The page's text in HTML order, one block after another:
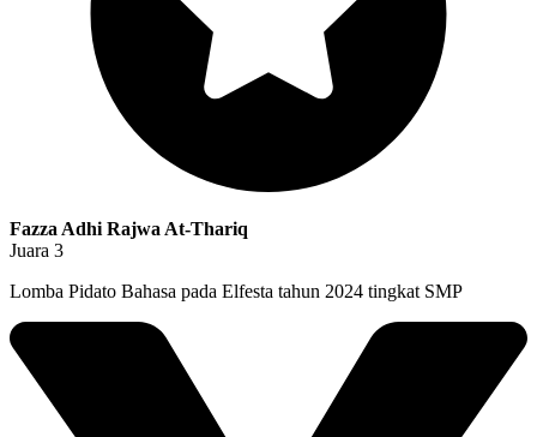
Fazza Adhi Rajwa At-Thariq
Juara 3
Lomba Pidato Bahasa pada Elfesta tahun 2024 tingkat SMP